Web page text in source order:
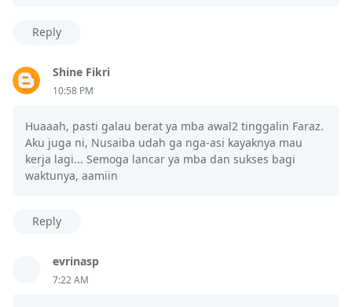
Reply
Shine Fikri
10:58 PM
Huaaah, pasti galau berat ya mba awal2 tinggalin Faraz.
Aku juga ni, Nusaiba udah ga nga-asi kayaknya mau
kerja lagi... Semoga lancar ya mba dan sukses bagi
waktunya, aamiin
Reply
evrinasp
7:22 AM